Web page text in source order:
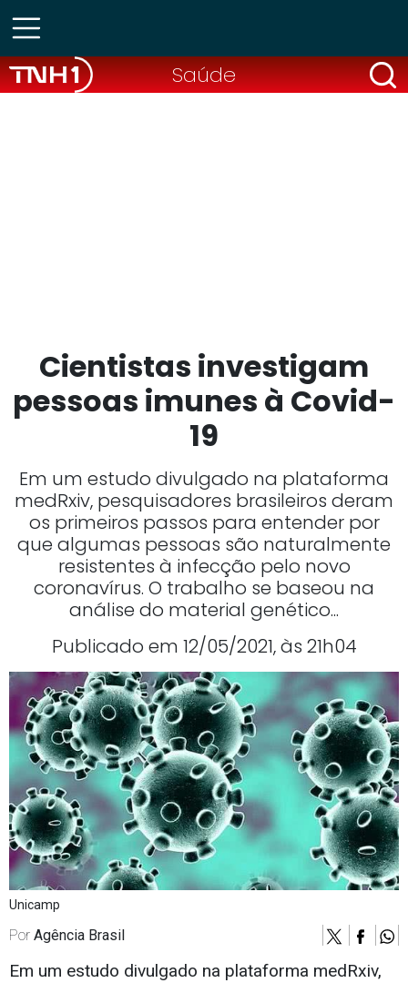
Saúde
Cientistas investigam
pessoas imunes à Covid-
19
Em um estudo divulgado na plataforma
medRxiv, pesquisadores brasileiros deram
os primeiros passos para entender por
que algumas pessoas são naturalmente
resistentes à infecção pelo novo
coronavírus. O trabalho se baseou na
análise do material genético...
Publicado em 12/05/2021, às 21h04
Unicamp
Por Agência Brasil
Em um estudo divulgado na plataforma medRxiv,